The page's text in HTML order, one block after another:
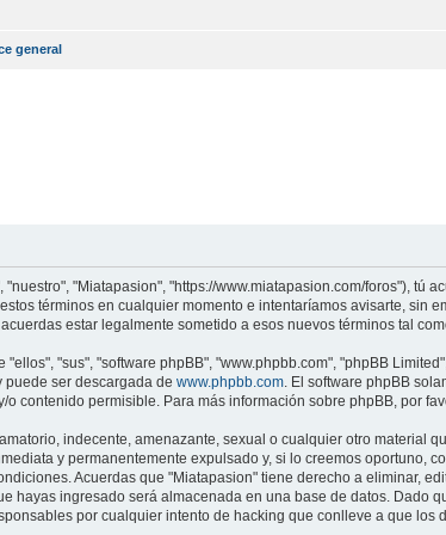
general
"Miatapasion", "https://www.miatapasion.com/foros"), tú
términos en cualquier momento e intentaríamos avisarte, sin
estar legalmente sometido a esos nuevos términos tal
"sus", "software phpBB", "www.phpbb.com", "phpBB
puede ser descargada de www.phpbb.com. El software phpBB
contenido permisible. Para más información sobre phpBB, por
indecente, amenazante, sexual o cualquier otro material
y permanentemente expulsado y, si lo creemos oportuno,
Acuerdas que "Miatapasion" tiene derecho a eliminar,
hayas ingresado será almacenada en una base de datos. Dado
por cualquier intento de hacking que conlleve a que los